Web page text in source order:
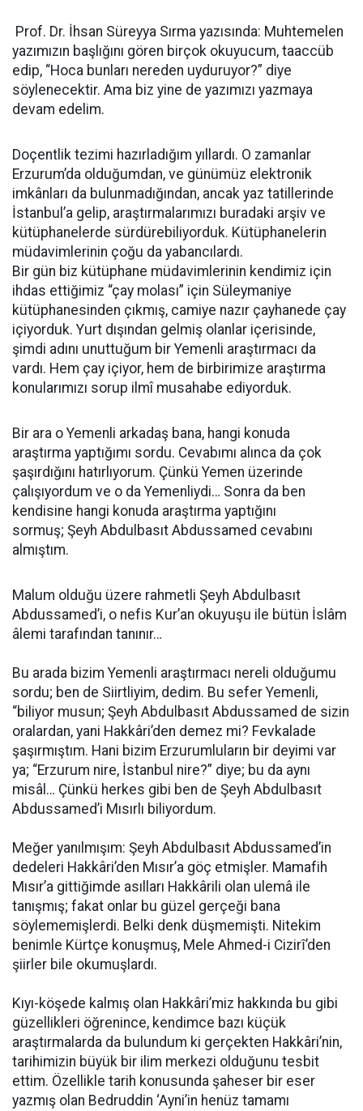
Prof. Dr. İhsan Süreyya Sırma yazısında: Muhtemelen
yazımızın başlığını gören birçok okuyucum, taaccüb
edip, “Hoca bunları nereden uyduruyor?” diye
söylenecektir. Ama biz yine de yazımızı yazmaya
devam edelim.
Doçentlik tezimi hazırladığım yıllardı. O zamanlar
Erzurum’da olduğumdan, ve günümüz elektronik
imkânları da bulunmadığından, ancak yaz tatillerinde
İstanbul’a gelip, araştırmalarımızı buradaki arşiv ve
kütüphanelerde sürdürebiliyorduk. Kütüphanelerin
müdavimlerinin çoğu da yabancılardı.
Bir gün biz kütüphane müdavimlerinin kendimiz için
ihdas ettiğimiz “çay molası” için Süleymaniye
kütüphanesinden çıkmış, camiye nazır çayhanede çay
içiyorduk. Yurt dışından gelmiş olanlar içerisinde,
şimdi adını unuttuğum bir Yemenli araştırmacı da
vardı. Hem çay içiyor, hem de birbirimize araştırma
konularımızı sorup ilmî musahabe ediyorduk.
Bir ara o Yemenli arkadaş bana, hangi konuda
araştırma yaptığımı sordu. Cevabımı alınca da çok
şaşırdığını hatırlıyorum. Çünkü Yemen üzerinde
çalışıyordum ve o da Yemenliydi… Sonra da ben
kendisine hangi konuda araştırma yaptığını
sormuş; Şeyh Abdulbasıt Abdussamed cevabını
almıştım.
Malum olduğu üzere rahmetli Şeyh Abdulbasıt
Abdussamed’i, o nefis Kur’an okuyuşu ile bütün İslâm
âlemi tarafından tanınır…
Bu arada bizim Yemenli araştırmacı nereli olduğumu
sordu; ben de Siirtliyim, dedim. Bu sefer Yemenli,
“biliyor musun; Şeyh Abdulbasıt Abdussamed de sizin
oralardan, yani Hakkâri’den demez mi? Fevkalade
şaşırmıştım. Hani bizim Erzurumluların bir deyimi var
ya; “Erzurum nire, İstanbul nire?” diye; bu da aynı
misâl… Çünkü herkes gibi ben de Şeyh Abdulbasıt
Abdussamed’i Mısırlı biliyordum.
Meğer yanılmışım: Şeyh Abdulbasıt Abdussamed’in
dedeleri Hakkâri’den Mısır’a göç etmişler. Mamafih
Mısır’a gittiğimde asılları Hakkârili olan ulemâ ile
tanışmış; fakat onlar bu güzel gerçeği bana
söylememişlerdi. Belki denk düşmemişti. Nitekim
benimle Kürtçe konuşmuş, Mele Ahmed-i Cizirȋ’den
şiirler bile okumuşlardı.
Kıyı-köşede kalmış olan Hakkâri’miz hakkında bu gibi
güzellikleri öğrenince, kendimce bazı küçük
araştırmalarda da bulundum ki gerçekten Hakkâri’nin,
tarihimizin büyük bir ilim merkezi olduğunu tesbit
ettim. Özellikle tarih konusunda şaheser bir eser
yazmış olan Bedruddin ‘Ayni’in henüz tamamı